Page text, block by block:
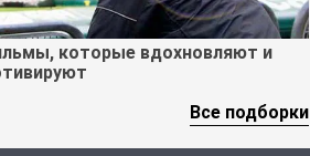
которые вдохновляют и
Все подборки